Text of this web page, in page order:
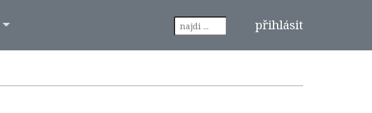
přihlásit